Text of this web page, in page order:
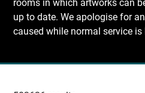
rooms in which artworks can
up to date. We apologise for
caused while normal service is
Recherche